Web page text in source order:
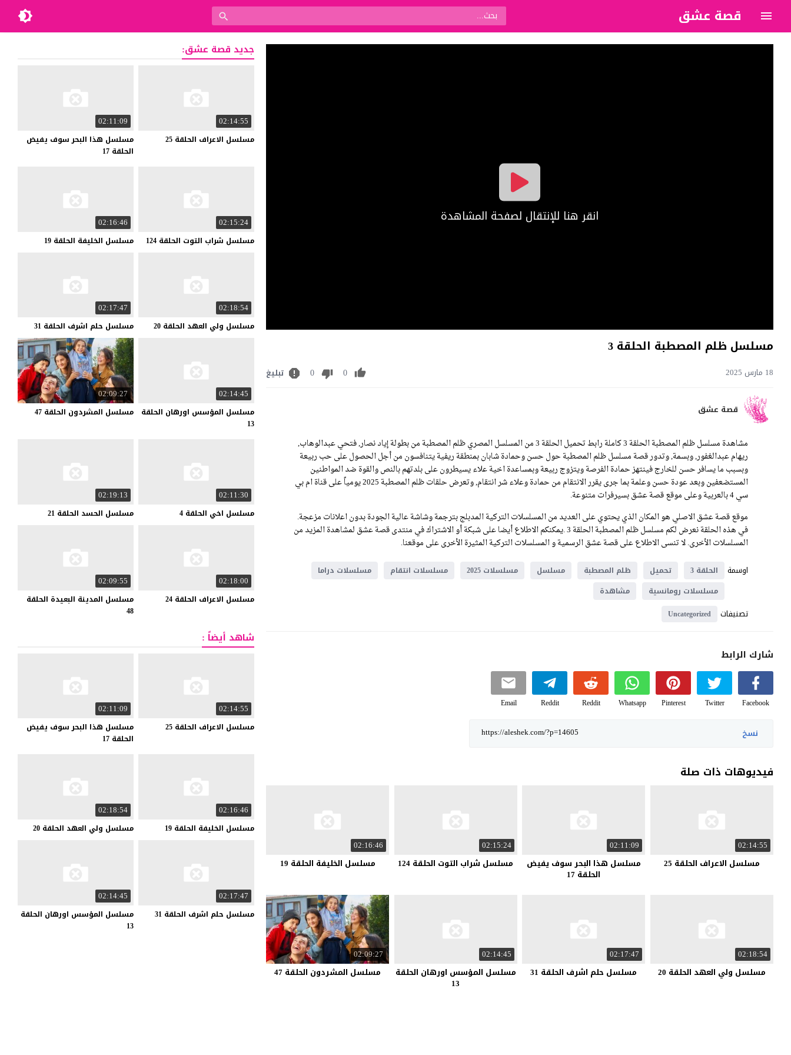
قصة عشق
?>
انقر هنا للإنتقال لصفحة المشاهدة
مسلسل ظلم المصطبة الحلقة 3
18 مارس 2025 0
0 تبليغ
قصة عشق
مشاهدة مسلسل ظلم المصطبة الحلقة 3 كاملة رابط تحميل الحلقة 3 من المسلسل المصري ظلم المصطبة من بطولة إياد نصار, فتحي عبدالوهاب,
ريهام عبدالغفور, وبسمة, وتدور قصة مسلسل ظلم المصطبة حول حسن وحمادة شابان بمنطقة ريفية يتنافسون من أجل الحصول على حب ربيعة
وبسبب ما يسافر حسن للخارج فينتهز حمادة الفرصة ويتزوج ربيعة وبمساعدة اخية علاء يسيطرون على بلدتهم بالنص والقوة ضد المواطنين
المستضعفين وبعد عودة حسن وعلمة بما جرى يقرر الانتقام من حمادة وعلاء شر انتقام, وتعرض حلقات ظلم المصطبة 2025 يومياً على قناة ام بي
سي 4 بالعربية وعلى موقع قصة عشق بسيرفرات متنوعة.
موقع قصة عشق الاصلي هو المكان الذي يحتوي على العديد من المسلسلات التركية المدبلج بترجمة وشاشة عالية الجودة بدون اعلانات مزعجة.
في هذه الحلقة نعرض لكم مسلسل ظلم المصطبة الحلقة 3 .يمكنكم الاطلاع أيضا على شبكة أو الاشتراك في منتدى قصة عشق لمشاهدة المزيد من
المسلسلات الأخرى. لا تنسى الاطلاع على قصة عشق الرسمية و المسلسلات التركية المثيرة الأخرى على موقعنا.
اوسمة
الحلقة 3 تحميل ظلم المصطبة مسلسل مسلسلات 2025 مسلسلات انتقام
مسلسلات دراما
مسلسلات رومانسية
مشاهدة
تصنيفات Uncategorized
شارك الرابط
Facebook
Twitter
Pinterest
Whatsapp
Reddit
Reddit
Email
نسخ
فيديوهات ذات صلة
02:14:55
مسلسل الاعراف الحلقة 25
02:11:09
مسلسل هذا البحر سوف يفيض
الحلقة 17
02:15:24
مسلسل شراب التوت الحلقة 124
02:16:46
مسلسل الخليفة الحلقة 19
02:18:54
مسلسل ولي العهد الحلقة 20
02:17:47
مسلسل حلم اشرف الحلقة 31
02:14:45
مسلسل المؤسس اورهان الحلقة
13
02:09:27
مسلسل المشردون الحلقة 47
جديد قصة عشق:
02:14:55
مسلسل الاعراف الحلقة 25
02:11:09
مسلسل هذا البحر سوف يفيض
الحلقة 17
02:15:24
مسلسل شراب التوت الحلقة 124
02:16:46
مسلسل الخليفة الحلقة 19
02:18:54
مسلسل ولي العهد الحلقة 20
02:17:47
مسلسل حلم اشرف الحلقة 31
02:14:45
مسلسل المؤسس اورهان الحلقة
13
02:09:27
مسلسل المشردون الحلقة 47
02:11:30
مسلسل اخي الحلقة 4
02:19:13
مسلسل الحسد الحلقة 21
02:18:00
مسلسل الاعراف الحلقة 24
02:09:55
مسلسل المدينة البعيدة الحلقة
48
شاهد أيضاً :
02:14:55
مسلسل الاعراف الحلقة 25
02:11:09
مسلسل هذا البحر سوف يفيض
الحلقة 17
02:16:46
مسلسل الخليفة الحلقة 19
02:18:54
مسلسل ولي العهد الحلقة 20
02:17:47
مسلسل حلم اشرف الحلقة 31
02:14:45
مسلسل المؤسس اورهان الحلقة
13